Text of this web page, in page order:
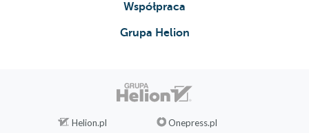
Współpraca
Grupa Helion
Helion.pl Onepress.pl